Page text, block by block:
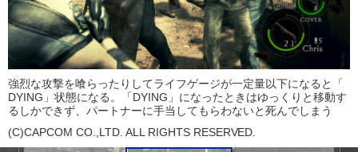
強烈な攻撃を喰らったりしてライフゲージが一定量以下になると「
DYING」状態になる。「DYING」になったときはゆっくり と移動す
るしかできず、パートナーに手当してもらわないと死んでしまう
(C)CAPCOM CO.,LTD. ALL RIGHTS RESERVED.